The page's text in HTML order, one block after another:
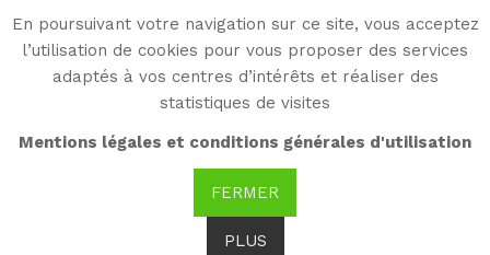
En poursuivant votre navigation sur ce site, vous acceptez
l’utilisation de cookies pour vous proposer des services
adaptés à vos centres d’intérêts et réaliser des
statistiques de visites
Mentions légales et conditions générales d'utilisation
FERMER
PLUS
WG
Witold Gombrowicz
1.07.2018, Paryż, Spacer
śladami Gombrowicza -
Witold Gombrowicz